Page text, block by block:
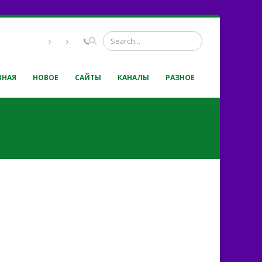
НОВОЕ САЙТЫ КАНАЛЫ РАЗНОЕ